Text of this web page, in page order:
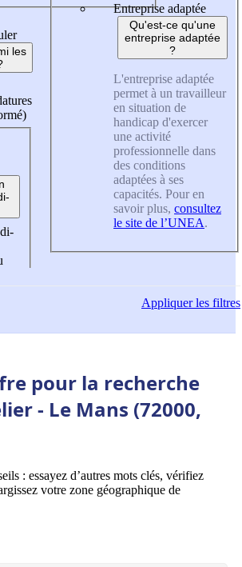
les
Entreprise adaptée
Qu'est-ce qu'une
entreprise adaptée
?
L'entreprise adaptée
permet à un travailleur
en situation de
handicap d'exercer
une activité
professionnelle dans
des conditions
adaptées à ses
capacités. Pour en
savoir plus, consultez
le site de l’UNEA.
Appliquerles filtres
pour la recherche
- Le Mans (72000,
: essayez d’autres mots clés, vérifiez
votre zone géographique de